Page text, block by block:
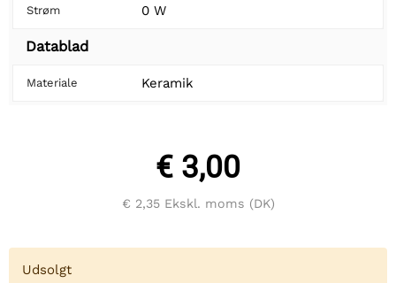
Strøm 0 W
Datablad
Materiale Keramik
€ 3,00
€ 2,35Ekskl. moms (DK)
Udsolgt